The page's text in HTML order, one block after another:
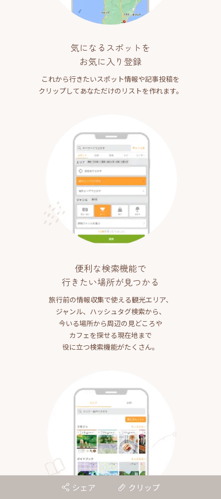
気になるスポットを
お気に入り登録
これから行きたいスポット情報や記事投稿を
クリップしてあなただけのリストを作れます。
便利な検索機能で
行きたい場所が見つかる
旅行前の情報収集で使える観光エリア、
ジャンル、ハッシュタグ検索から、
今いる場所から周辺の見どころや
カフェを探せる現在地まで
役に立つ検索機能がたくさん。
シェア クリップ